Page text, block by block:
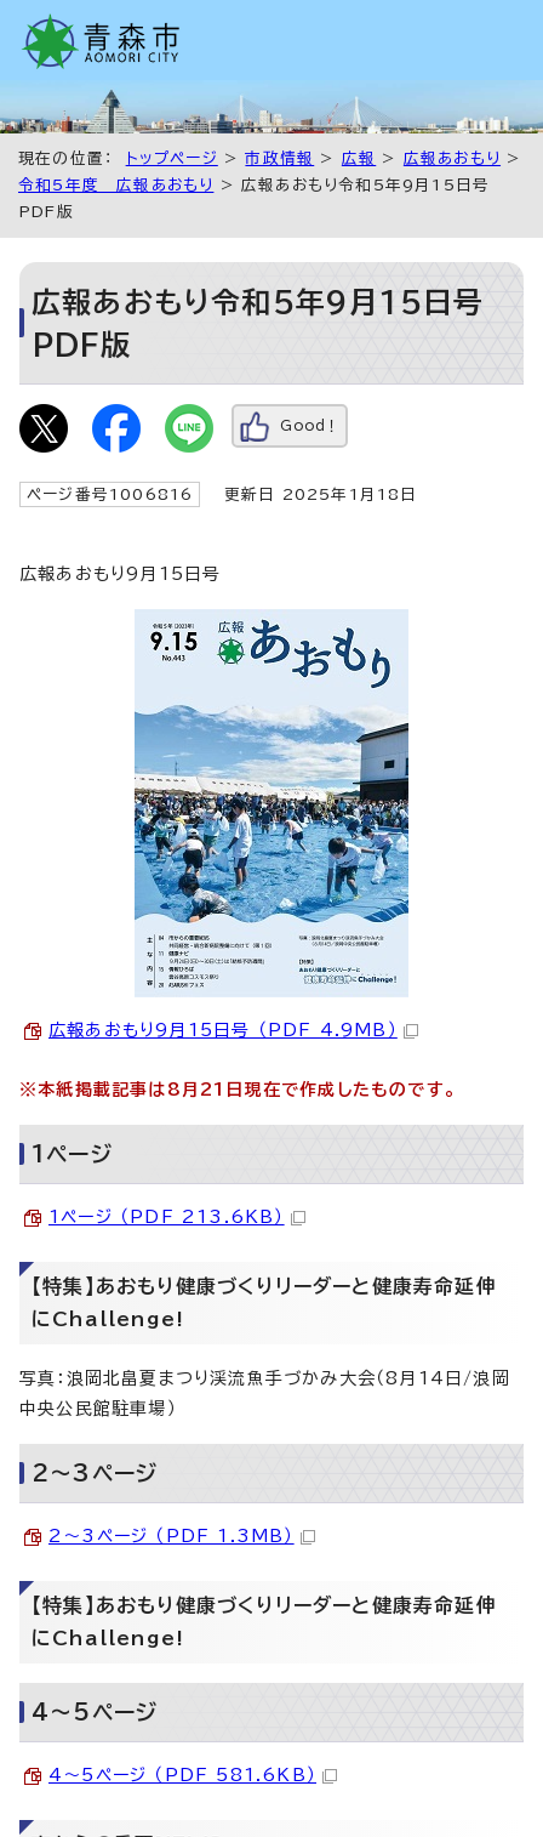
現在の位置： トップページ >市政情報 > 広報 > 広報あおもり
>
令和5年度 広報あおもり
> 広報あおもり令和5年9月15日号
PDF版
広報あおもり令和5年9月15日号
PDF版
Good！
ページ番号1006816 更新日 2025年1月18日
広報あおもり9月15日号
広報あおもり9月15日号 （PDF 4.9MB）
※本紙掲載記事は8月21日現在で作成したものです。
1ページ
1ページ （PDF 213.6KB）
【特集】あおもり健康づくりリーダーと健康寿命延伸
にChallenge!
写真：浪岡北畠夏まつり渓流魚手づかみ大会（8月14日/浪岡
中央公民館駐車場）
2～3ページ
2～3ページ （PDF 1.3MB）
【特集】あおもり健康づくりリーダーと健康寿命延伸
にChallenge!
4～5ページ
4～5ページ （PDF 581.6KB）